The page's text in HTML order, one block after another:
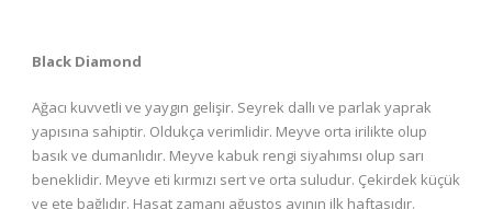
Black Diamond
Ağacı kuvvetli ve yaygın gelişir. Seyrek dallı ve parlak yaprak
yapısına sahiptir. Oldukça verimlidir. Meyve orta irilikte olup
basık ve dumanlıdır. Meyve kabuk rengi siyahımsı olup sarı
beneklidir. Meyve eti kırmızı sert ve orta suludur. Çekirdek küçük
ve ete bağlıdır. Hasat zamanı ağustos ayının ilk haftasıdır.